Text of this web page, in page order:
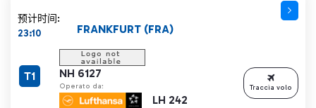
预计时间:
23:10
NH 6127
Operato da:
LH 242
FRANKFURT (FRA)
T1
Traccia volo